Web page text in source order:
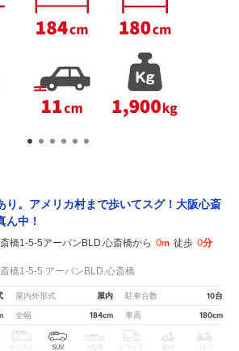
り。アメリカ村まで歩いてスグ！大阪心斎
ん中！
橋1-5-5アーバンBLD.心斎橋から 0m 徒歩 0分
橋1-5-5 アーバンBLD.心斎橋
屋内外形式 屋内 駐車台数 10台
全幅 184cm 車高 180cm
ボックス SUV 大型車 トラック 原付 バイク